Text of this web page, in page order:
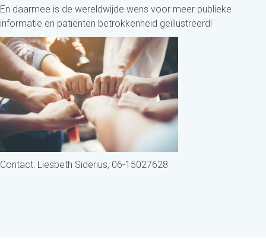
En daarmee is de wereldwijde wens voor meer publieke
informatie en patiënten betrokkenheid geïllustreerd!
Contact: Liesbeth Siderius, 06-15027628